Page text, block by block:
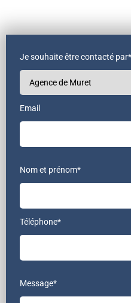
Je souhaite être contacté par*
Email
Nom et prénom*
Téléphone*
Message*